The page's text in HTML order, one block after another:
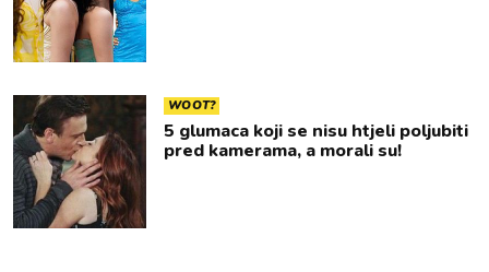
WOOT?
5 glumaca koji se nisu htjeli poljubiti
pred kamerama, a morali su!